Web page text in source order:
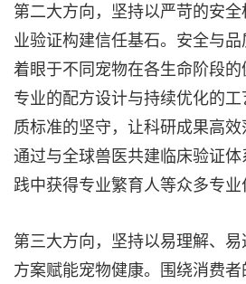
第二大方向，坚持以严苛的安
业验证构建信任基石。安全与品
着眼于不同宠物在各生命阶段
专业的配方设计与持续优化的
质标准的坚守，让科研成果高
通过与全球兽医共建临床验证
践中获得专业繁育人等众多专业
第三大方向，坚持以易理解、
方案赋能宠物健康。围绕消费